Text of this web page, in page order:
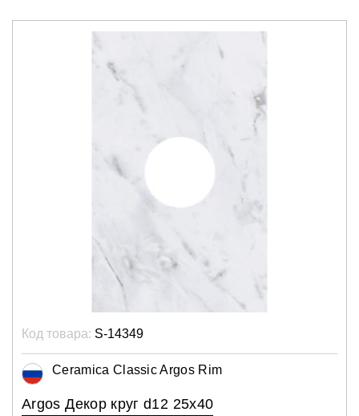
Код товара: S-14349
Ceramica Classic Argos Rim
Argos Декор круг d12 25х40